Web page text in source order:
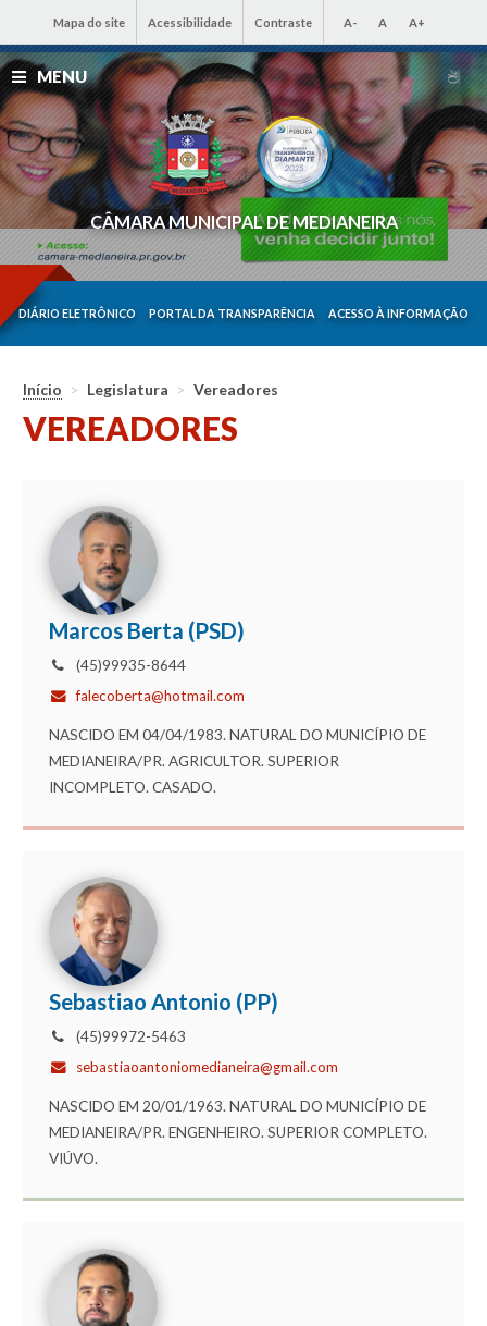
Mapa do site Acessibilidade Contraste A- A A+
MENU
CÂMARA MUNICIPAL DE MEDIANEIRA
DIÁRIO ELETRÔNICO PORTAL DA TRANSPARÊNCIA ACESSO À INFORMAÇÃO
Início > Legislatura > Vereadores
VEREADORES
Marcos Berta (PSD)
(45)99935-8644
falecoberta@hotmail.com
NASCIDO EM 04/04/1983. NATURAL DO MUNICÍPIO DE
MEDIANEIRA/PR. AGRICULTOR. SUPERIOR
INCOMPLETO. CASADO.
Sebastiao Antonio (PP)
(45)99972-5463
sebastiaoantoniomedianeira@gmail.com
NASCIDO EM 20/01/1963. NATURAL DO MUNICÍPIO DE
MEDIANEIRA/PR. ENGENHEIRO. SUPERIOR COMPLETO.
VIÚVO.